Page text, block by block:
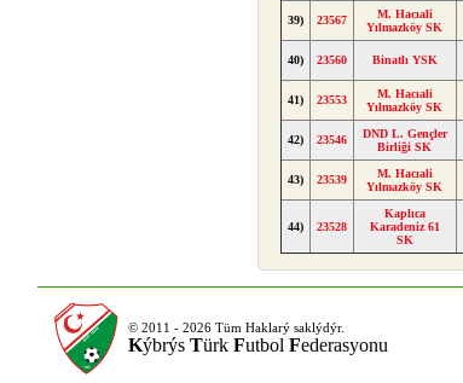
39) 23567
M. Hacıali
Yılmazköy SK
40) 23560 Binatlı YSK
41) 23553
M. Hacıali
Yılmazköy SK
42) 23546
DND L. Gençler
Birliği SK
43) 23539
M. Hacıali
Yılmazköy SK
44) 23528
Kaplıca
Karadeniz 61
SK
© 2011 - 2026 Tüm Haklarý saklýdýr.
Kýbrýs Türk Futbol Federasyonu